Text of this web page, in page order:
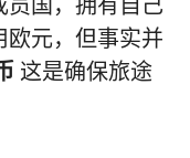
员国，拥有自己
欧元，但事实并
这是确保旅途